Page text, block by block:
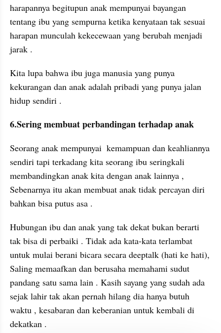
harapannya begitupun anak mempunyai bayangan
tentang ibu yang sempurna ketika kenyataan tak sesuai
harapan munculah kekecewaan yang berubah menjadi
jarak .
Kita lupa bahwa ibu juga manusia yang punya
kekurangan dan anak adalah pribadi yang punya jalan
hidup sendiri .
6.Sering membuat perbandingan terhadap anak
Seorang anak mempunyai  kemampuan dan keahliannya
sendiri tapi terkadang kita seorang ibu seringkali
membandingkan anak kita dengan anak lainnya ,
Sebenarnya itu akan membuat anak tidak percayan diri
bahkan bisa putus asa .
Hubungan ibu dan anak yang tak dekat bukan berarti
tak bisa di perbaiki . Tidak ada kata-kata terlambat
untuk mulai berani bicara secara deeptalk (hati ke hati),
Saling memaafkan dan berusaha memahami sudut
pandang satu sama lain . Kasih sayang yang sudah ada
sejak lahir tak akan pernah hilang dia hanya butuh
waktu , kesabaran dan keberanian untuk kembali di
dekatkan .